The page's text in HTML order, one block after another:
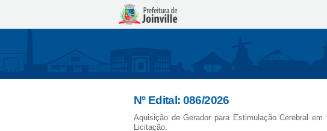
Nº Edital: 086/2026
Aquisição de Gerador para Estimulação Cerebral
Licitação.